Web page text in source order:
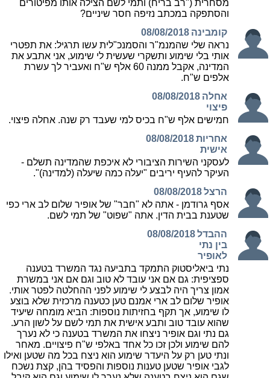
מסחרית ("רב בריח) ותמי לשם הצילה אותו מפיטורים
והסתפקה במכתב נזיפה חסר שיניים?
קומבינה 08/08/2018
נראה שלי שהמנמ"ר והסמנכ"לית עשו תרגיל: את תפטרי
אותי בלי שימוע ותשקרי שעשית לי שימוע, אני אתבע את
המדינה, אקבל ממנה 60 אלף ש"ח ואעביר לך עשרת
אלפים ש"ח.
אחלה
פיצוי
08/08/2018
חמישים אלף ש"ח בכיס למי שעבד רק שנה. אחלה פיצוי.
אחריות
אישית
08/08/2018
לעסקני השירות הציבורי לא איכפת שהמדינה תשלם -
העיקר להעיף יריבים "יעלה כמה שיעלה (למדינה)".
הרצל08/08/2018
אסף גרודמן - אתה לא "חבר" של אופיר שלום לב ארי כפי
שטענת בבית הדין. אתה "שפוט" של תמי לשם.
ההבדל
בין נתי
לאופיר
08/08/2018
נתי ביאליסטוק התמקד בתביעה נגד המשרד בטענה
ספציפית: גם אם אני עובד לא טוב וגם אם אני במשרת
אמון צריך היה לבצע לי שימוע לפני ההחלטה לפטר אותי.
אופיר שלום לב ארי אמנם טען כטענה מרכזית שלא בוצע
לו שימוע, אך תקף בחזיתות נוספות: הביא מומחה שיעיד
שהוא עובד טוב ותבע אישית את תמי לשם על לשון הרע.
גם נתי וגם אופיר ניצחו את המשרד בטענה כי לא נערך
להם שימוע ולכן זכו כל אחד באלפי ש"ח פיצויים. מאחר
ונתי טען רק על היעדר שימוע הוא ניצח בכל מה שטען ואילו
לגבי אופיר שטען טענות נוספות והפסיד בהן, קצת נשכח